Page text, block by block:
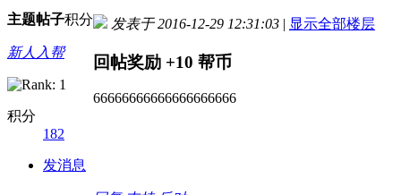
主题帖子积分
新人入帮
积分
182
发消息
发表于 2016-12-29 12:31:03 | 显示全部楼层
回帖奖励 +10 帮币
66666666666666666666